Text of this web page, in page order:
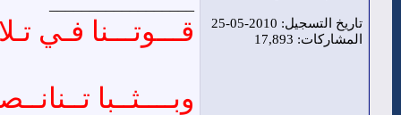
تاريخ التسجيل: 2010-05-25
المشاركات: 17,893
قـــوتـــنا فـي
وبــــثــبا